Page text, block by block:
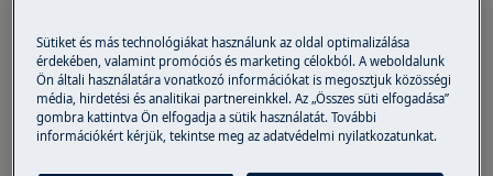
Hogyan kapom meg a megrendelésemet?
Megoldás
Sütiket és más technológiákat használunk az oldal optimalizálása
érdekében, valamint promóciós és marketing célokból. A weboldalunk
Ön általi használatára vonatkozó információkat is megosztjuk közösségi
média, hirdetési és analitikai partnereinkkel. Az „Összes süti elfogadása”
gombra kattintva Ön elfogadja a sütik használatát. További
információkért kérjük, tekintse meg az adatvédelmi nyilatkozatunkat.